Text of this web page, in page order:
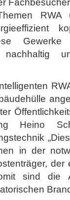
Gewerke
nachhaltig
Heino
in der
sind die